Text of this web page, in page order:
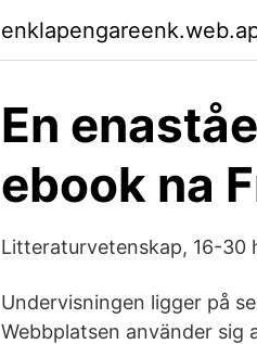
En
ebook na
Litteraturvetenskap, 16-30
Undervisningen ligger på
Webbplatsen använder